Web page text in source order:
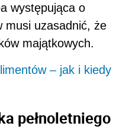
występująca o
musi uzasadnić, że
majątkowych.
– jak i kiedy
pełnoletniego